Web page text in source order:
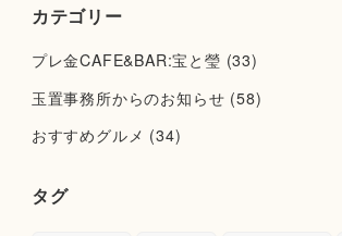
カテゴリー
プレ金CAFE&BAR:宝と瑩 (33)
玉置事務所からのお知らせ (58)
おすすめグルメ (34)
タグ